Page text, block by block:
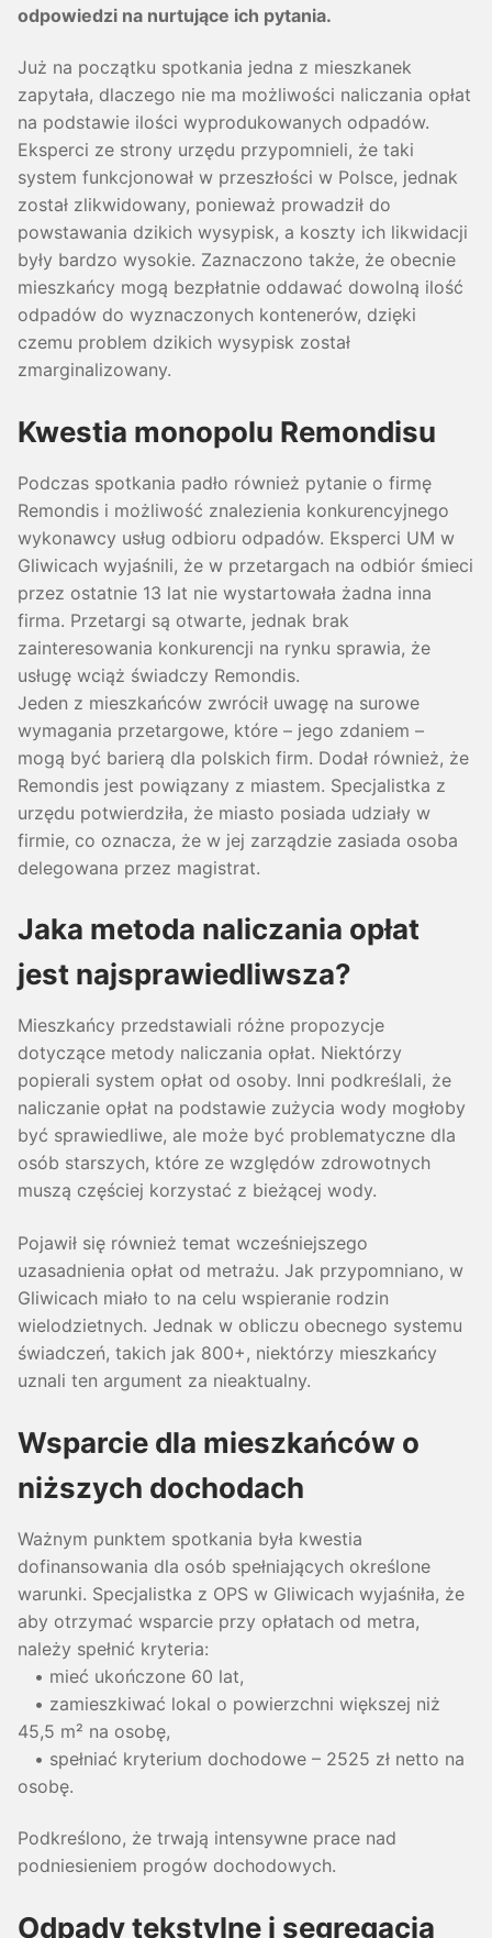
odpowiedzi na nurtujące ich pytania.
Już na początku spotkania jedna z mieszkanek
zapytała, dlaczego nie ma możliwości naliczania opłat
na podstawie ilości wyprodukowanych odpadów.
Eksperci ze strony urzędu przypomnieli, że taki
system funkcjonował w przeszłości w Polsce, jednak
został zlikwidowany, ponieważ prowadził do
powstawania dzikich wysypisk, a koszty ich likwidacji
były bardzo wysokie. Zaznaczono także, że obecnie
mieszkańcy mogą bezpłatnie oddawać dowolną ilość
odpadów do wyznaczonych kontenerów, dzięki
czemu problem dzikich wysypisk został
zmarginalizowany.
Kwestia monopolu Remondisu
Podczas spotkania padło również pytanie o firmę
Remondis i możliwość znalezienia konkurencyjnego
wykonawcy usług odbioru odpadów. Eksperci UM w
Gliwicach wyjaśnili, że w przetargach na odbiór śmieci
przez ostatnie 13 lat nie wystartowała żadna inna
firma. Przetargi są otwarte, jednak brak
zainteresowania konkurencji na rynku sprawia, że
usługę wciąż świadczy Remondis.
Jeden z mieszkańców zwrócił uwagę na surowe
wymagania przetargowe, które – jego zdaniem –
mogą być barierą dla polskich firm. Dodał również, że
Remondis jest powiązany z miastem. Specjalistka z
urzędu potwierdziła, że miasto posiada udziały w
firmie, co oznacza, że w jej zarządzie zasiada osoba
delegowana przez magistrat.
Jaka metoda naliczania opłat
jest najsprawiedliwsza?
Mieszkańcy przedstawiali różne propozycje
dotyczące metody naliczania opłat. Niektórzy
popierali system opłat od osoby. Inni podkreślali, że
naliczanie opłat na podstawie zużycia wody mogłoby
być sprawiedliwe, ale może być problematyczne dla
osób starszych, które ze względów zdrowotnych
muszą częściej korzystać z bieżącej wody.
Pojawił się również temat wcześniejszego
uzasadnienia opłat od metrażu. Jak przypomniano, w
Gliwicach miało to na celu wspieranie rodzin
wielodzietnych. Jednak w obliczu obecnego systemu
świadczeń, takich jak 800+, niektórzy mieszkańcy
uznali ten argument za nieaktualny.
Wsparcie dla mieszkańców o
niższych dochodach
Ważnym punktem spotkania była kwestia
dofinansowania dla osób spełniających określone
warunki. Specjalistka z OPS w Gliwicach wyjaśniła, że
aby otrzymać wsparcie przy opłatach od metra,
należy spełnić kryteria:
• mieć ukończone 60 lat,
• zamieszkiwać lokal o powierzchni większej niż
45,5 m² na osobę,
• spełniać kryterium dochodowe – 2525 zł netto na
osobę.
Podkreślono, że trwają intensywne prace nad
podniesieniem progów dochodowych.
Odpady tekstylne i segregacja